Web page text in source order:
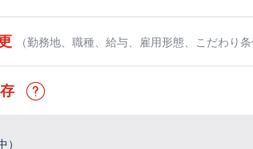
（勤務地、職種、給与、雇用形態、こだわり条
）